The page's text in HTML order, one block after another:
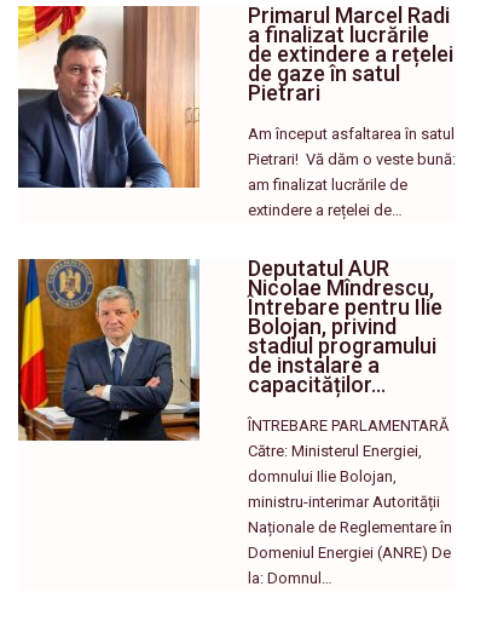
Primarul Marcel Radi
a finalizat lucrările
de extindere a rețelei
de gaze în satul
Pietrari
Am început asfaltarea în satul
Pietrari! ​ Vă dăm o veste bună:
am finalizat lucrările de
extindere a rețelei de…
Deputatul AUR
Nicolae Mîndrescu,
Întrebare pentru Ilie
Bolojan, privind
stadiul programului
de instalare a
capacităților…
ÎNTREBARE PARLAMENTARĂ
Către: Ministerul Energiei,
domnului Ilie Bolojan,
ministru-interimar Autorității
Naționale de Reglementare în
Domeniul Energiei (ANRE) De
la: Domnul…